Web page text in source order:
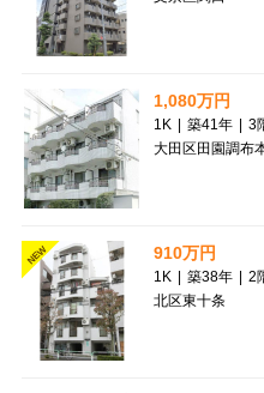
1,080万円
1K | 築41年 | 3
大田区田園調布
NEW 910万円
1K | 築38年 | 2
北区東十条